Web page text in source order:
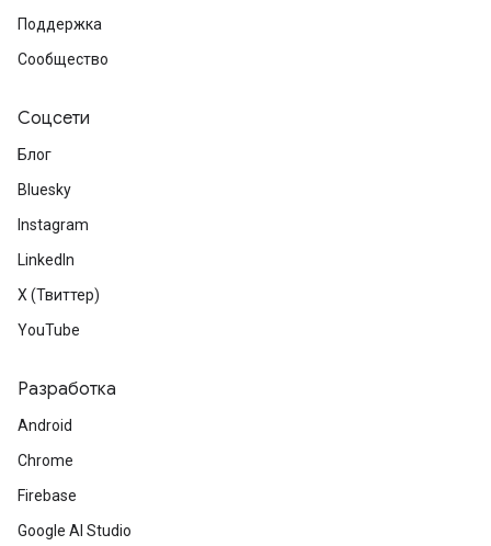
Поддержка
Сообщество
Соцсети
Блог
Bluesky
Instagram
LinkedIn
X (Твиттер)
YouTube
Разработка
Android
Chrome
Firebase
Google AI Studio